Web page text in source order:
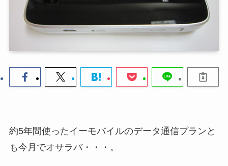
約5年間使ったイーモバイルのデータ通信プランと
も今月でオサラバ・・・。